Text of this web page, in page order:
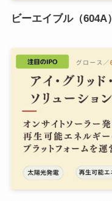
ビーエイブル（